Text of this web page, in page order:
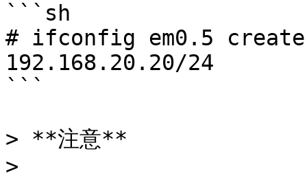
```sh
# ifconfig em0.5
192.168.20.20/24
```
> **注意**
>